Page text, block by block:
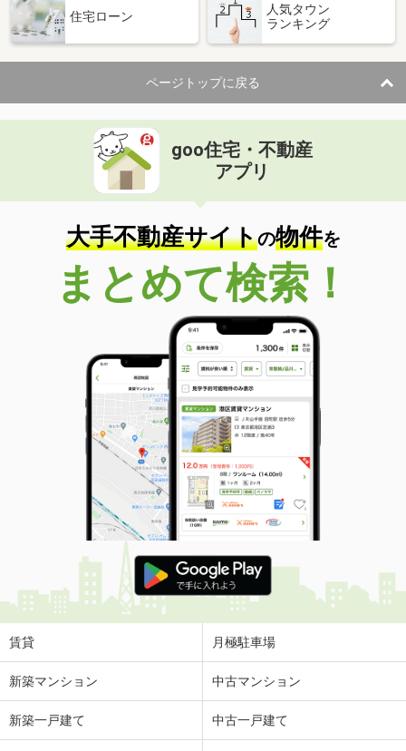
住宅ローン
人気タウン
ランキング
ページトップに戻る
goo住宅・不動産
アプリ
大手不動産サイトの物件を
まとめて検索！
賃貸 月極駐車場
新築マンション 中古マンション
新築一戸建て 中古一戸建て